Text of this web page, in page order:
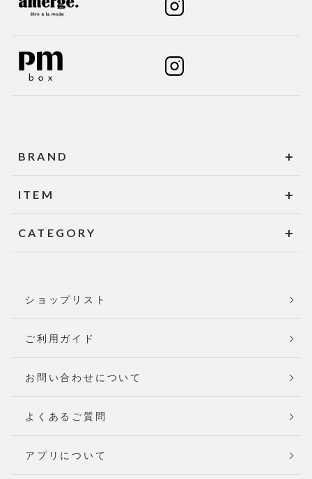
BRAND
ITEM
CATEGORY
ショップリスト
ご利用ガイド
お問い合わせについて
よくあるご質問
アプリについて